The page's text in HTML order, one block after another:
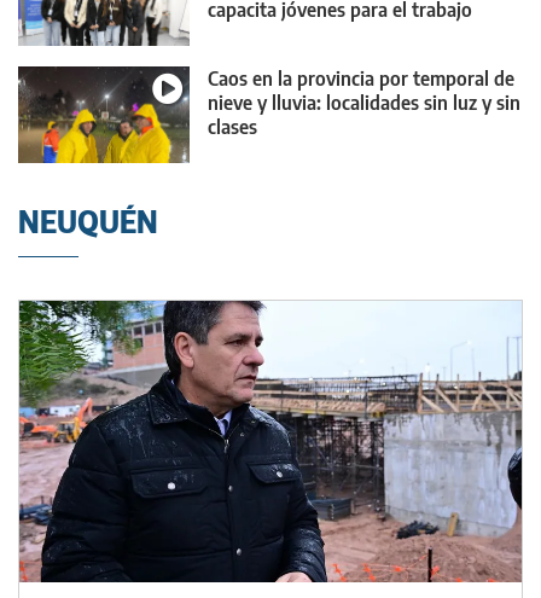
capacita jóvenes para el trabajo
Caos en la provincia por temporal de
nieve y lluvia: localidades sin luz y sin
clases
NEUQUÉN